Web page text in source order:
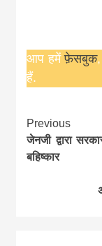
आप हमेंफ़ेसबुक
हैं.
Previous
जेनजी द्वारा
बहिष्कार